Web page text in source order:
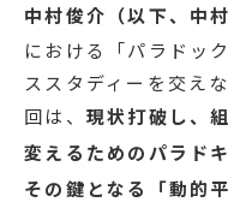
中村俊介（以下、中村
における「パラドッ
ススタディーを交え
回は、 現状打破し、
変えるためのパラド
その鍵となる「動的